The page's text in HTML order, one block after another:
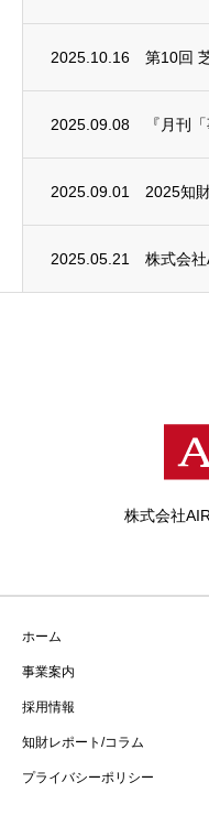
2025.10.16
2025.09.08
2025.09.01
2025.05.21
株式会社
ホーム
事業案内
採用情報
知財レポート/コラム
プライバシーポリシー